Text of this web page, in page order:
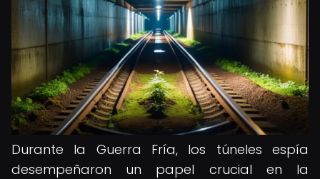
Durante la Guerra Fría, los túneles espía
desempeñaron un papel crucial en la